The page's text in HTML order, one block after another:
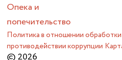
Опека и
попечительство
Политика в отношении
противодействии коррупции
© 2026